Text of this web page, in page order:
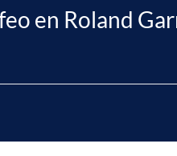
en Roland